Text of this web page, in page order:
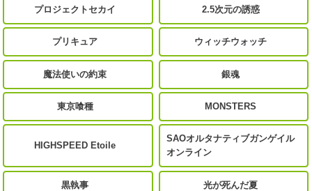
プロジェクトセカイ 2.5次元の誘惑
プリキュア ウィッチウォッチ
魔法使いの約束 銀魂
東京喰種 MONSTERS
HIGHSPEED Etoile
SAOオルタナティブガンゲイル
オンライン
黒執事 光が死んだ夏